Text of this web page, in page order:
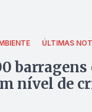
ÚLTIMAS
barragens
nível de